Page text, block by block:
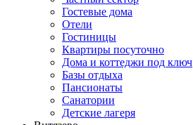
Гостевые дома
Отели
Гостиницы
Квартиры посуточно
Дома и коттеджи под ключ
Базы отдыха
Пансионаты
Санатории
Детские лагеря